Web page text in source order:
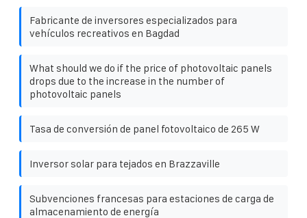
Fabricante de inversores especializados para
vehículos recreativos en Bagdad
What should we do if the price of photovoltaic panels
drops due to the increase in the number of
photovoltaic panels
Tasa de conversión de panel fotovoltaico de 265 W
Inversor solar para tejados en Brazzaville
Subvenciones francesas para estaciones de carga de
almacenamiento de energía